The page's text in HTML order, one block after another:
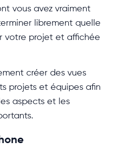
vous avez vraiment
librement quelle
votre projet et affichée
créer des vues
projets et équipes afin
aspects et les